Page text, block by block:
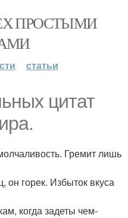
ПРОСТЫМИ
статьи
цитат
Гремит лишь
он горек. Избыток вкуса
когда задеты чем-